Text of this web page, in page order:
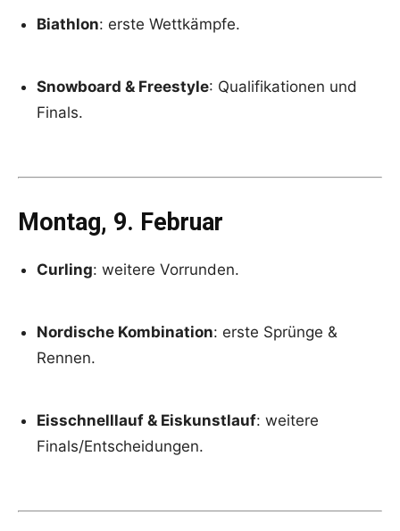
Biathlon: erste Wettkämpfe.
Snowboard & Freestyle: Qualifikationen und
Finals.
Montag, 9. Februar
Curling: weitere Vorrunden.
Nordische Kombination: erste Sprünge &
Rennen.
Eisschnelllauf & Eiskunstlauf: weitere
Finals/Entscheidungen.